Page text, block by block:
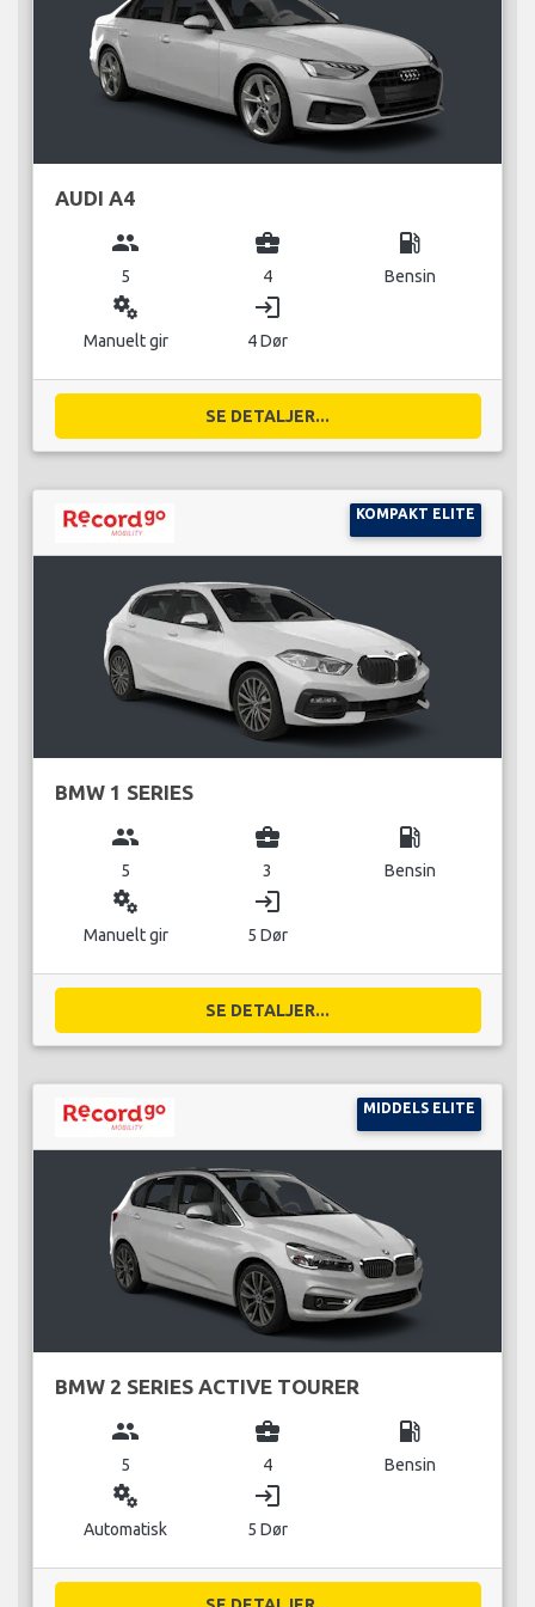
AUDI A4
group
5
business_center
4
local_gas_station
Bensin
miscellaneous_services
Manuelt gir
login
4 Dør
SE DETALJER...
KOMPAKT ELITE
BMW 1 SERIES
group
5
business_center
3
local_gas_station
Bensin
miscellaneous_services
Manuelt gir
login
5 Dør
SE DETALJER...
MIDDELS ELITE
BMW 2 SERIES ACTIVE TOURER
group
5
business_center
4
local_gas_station
Bensin
miscellaneous_services
Automatisk
login
5 Dør